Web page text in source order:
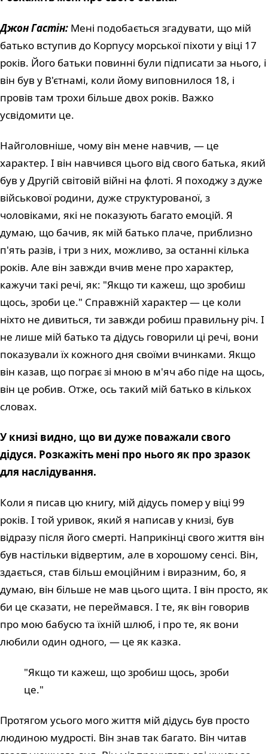
Джон Гастін: Мені подобається згадувати, що мій
батько вступив до Корпусу морської піхоти у віці 17
років. Його батьки повинні були підписати за нього, і
він був у В'єтнамі, коли йому виповнилося 18, і
провів там трохи більше двох років. Важко
усвідомити це.
Найголовніше, чому він мене навчив, — це
характер. І він навчився цього від свого батька, який
був у Другій світовій війні на флоті. Я походжу з дуже
військової родини, дуже структурованої, з
чоловіками, які не показують багато емоцій. Я
думаю, що бачив, як мій батько плаче, приблизно
п'ять разів, і три з них, можливо, за останні кілька
років. Але він завжди вчив мене про характер,
кажучи такі речі, як: "Якщо ти кажеш, що зробиш
щось, зроби це." Справжній характер — це коли
ніхто не дивиться, ти завжди робиш правильну річ. І
не лише мій батько та дідусь говорили ці речі, вони
показували їх кожного дня своїми вчинками. Якщо
він казав, що пограє зі мною в м'яч або піде на щось,
він це робив. Отже, ось такий мій батько в кількох
словах.
У книзі видно, що ви дуже поважали свого
дідуся. Розкажіть мені про нього як про зразок
для наслідування.
Коли я писав цю книгу, мій дідусь помер у віці 99
років. І той уривок, який я написав у книзі, був
відразу після його смерті. Наприкінці свого життя він
був настільки відвертим, але в хорошому сенсі. Він,
здається, став більш емоційним і виразним, бо, я
думаю, він більше не мав цього щита. І він просто, як
би це сказати, не переймався. І те, як він говорив
про мою бабусю та їхній шлюб, і про те, як вони
любили один одного, — це як казка.
"Якщо ти кажеш, що зробиш щось, зроби
це."
Протягом усього мого життя мій дідусь був просто
людиною мудрості. Він знав так багато. Він читав